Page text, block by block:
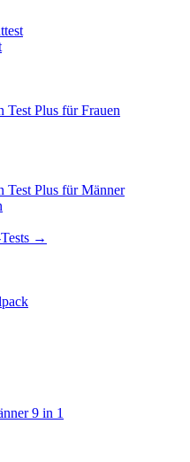
Test Plus für Frauen
Test Plus für Männer
→
9 in 1